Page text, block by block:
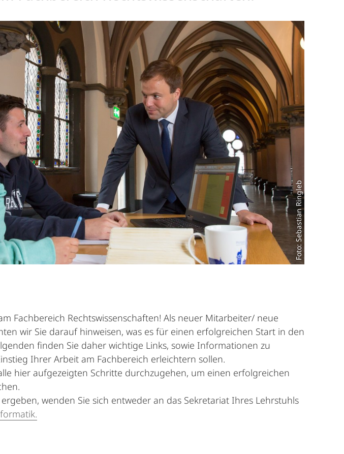
Foto: Sebastian Ringleb
Fachbereich Rechtswissenschaften! Als neuer Mitarbeiter/ neue
wir Sie darauf hinweisen, was es für einen erfolgreichen Start in den
finden Sie daher wichtige Links, sowie Informationen zu
Ihrer Arbeit am Fachbereich erleichtern sollen.
hier aufgezeigten Schritte durchzugehen, um einen erfolgreichen
wenden Sie sich entweder an das Sekretariat Ihres Lehrstuhls